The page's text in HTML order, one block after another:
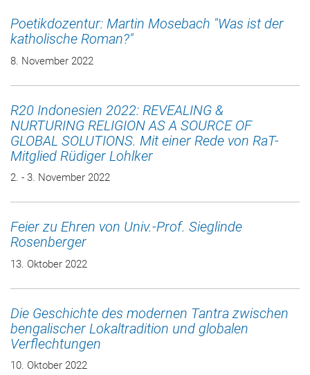
Poetikdozentur: Martin Mosebach "Was ist der
katholische Roman?"
8. November 2022
R20 Indonesien 2022: REVEALING &
NURTURING RELIGION AS A SOURCE OF
GLOBAL SOLUTIONS. Mit einer Rede von RaT-
Mitglied Rüdiger Lohlker
2. - 3. November 2022
Feier zu Ehren von Univ.-Prof. Sieglinde
Rosenberger
13. Oktober 2022
Die Geschichte des modernen Tantra zwischen
bengalischer Lokaltradition und globalen
Verflechtungen
10. Oktober 2022